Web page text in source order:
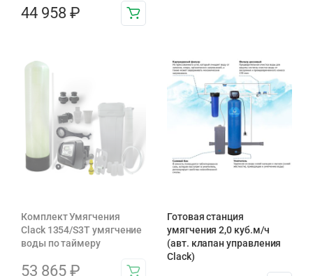
44 958 ₽
Комплект Умягчения
Clack 1354/S3T умягчение
воды по таймеру
53 865 ₽
Готовая станция
умягчения 2,0 куб.м/ч
(авт. клапан управления
Clack)